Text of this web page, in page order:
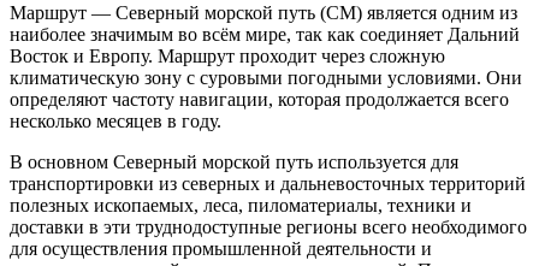
Маршрут — Северный морской путь (СМ) является одним из
наиболее значимым во всём мире, так как соединяет Дальний
Восток и Европу. Маршрут проходит через сложную
климатическую зону с суровыми погодными условиями. Они
определяют частоту навигации, которая продолжается всего
несколько месяцев в году.
В основном Северный морской путь используется для
транспортировки из северных и дальневосточных территорий
полезных ископаемых, леса, пиломатериалы, техники и
доставки в эти труднодоступные регионы всего необходимого
для осуществления промышленной деятельности и